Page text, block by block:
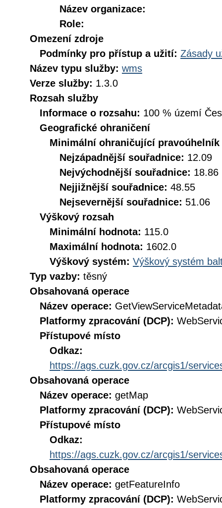
Název organizace:
Role:
Omezení zdroje
Podmínky pro přístup a užití: Zásady
Název typu služby: wms
Verze služby: 1.3.0
Rozsah služby
Informace o rozsahu: 100 % území
Geografické ohraničení
Minimální ohraničující pravoúhelník
Nejzápadnější souřadnice: 12.09
Nejvýchodnější souřadnice: 18.86
Nejjižnější souřadnice: 48.55
Nejsevernější souřadnice: 51.06
Výškový rozsah
Minimální hodnota: 115.0
Maximální hodnota: 1602.0
Výškový systém: Výškový systém
Typ vazby: těsný
Obsahovaná operace
Název operace:
Platformy zpracování (DCP):
Přístupové místo
Odkaz:
https://ags.cuzk.gov.cz/arcgis1/
Obsahovaná operace
Název operace: getMap
Platformy zpracování (DCP):
Přístupové místo
Odkaz:
https://ags.cuzk.gov.cz/arcgis1/
Obsahovaná operace
Název operace: getFeatureInfo
Platformy zpracování (DCP):